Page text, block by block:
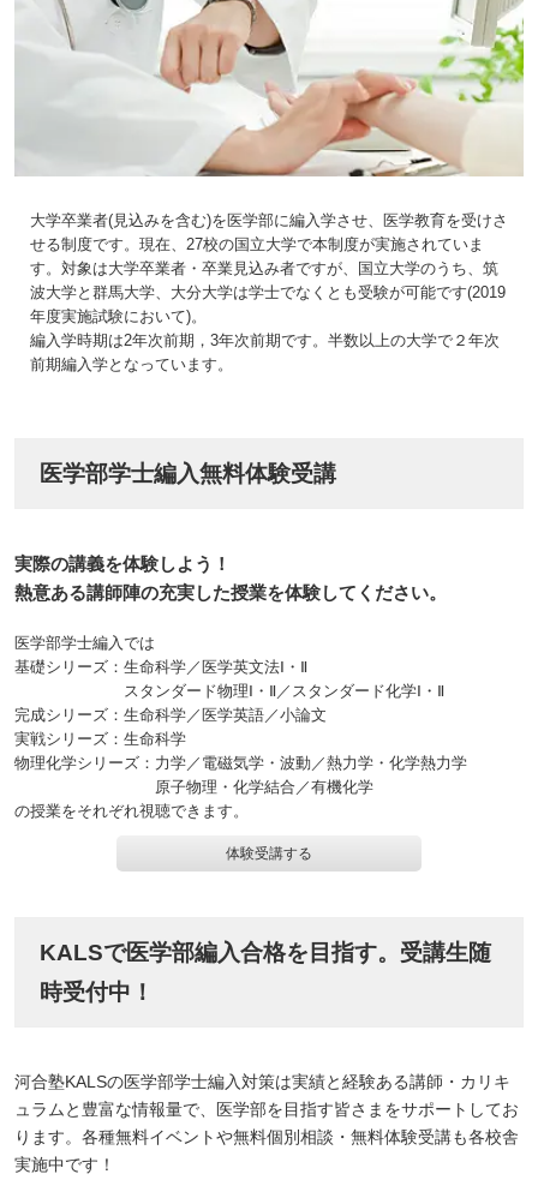
大学卒業者(見込みを含む)を医学部に編入学させ、医学教育を受けさ
せる制度です。現在、27校の国立大学で本制度が実施されていま
す。対象は大学卒業者・卒業見込み者ですが、国立大学のうち、筑
波大学と群馬大学、大分大学は学士でなくとも受験が可能です(2019
年度実施試験において)。
編入学時期は2年次前期，3年次前期です。半数以上の大学で２年次
前期編入学となっています。
医学部学士編入無料体験受講
実際の講義を体験しよう！
熱意ある講師陣の充実した授業を体験してください。
医学部学士編入では
基礎シリーズ：生命科学／医学英文法Ⅰ・Ⅱ
スタンダード物理Ⅰ・Ⅱ／スタンダード化学Ⅰ・Ⅱ
完成シリーズ：生命科学／医学英語／小論文
実戦シリーズ：生命科学
物理化学シリーズ：力学／電磁気学・波動／熱力学・化学熱力学
原子物理・化学結合／有機化学
の授業をそれぞれ視聴できます。
体験受講する
KALSで医学部編入合格を目指す。受講生随
時受付中！
河合塾KALSの医学部学士編入対策は実績と経験ある講師・カリキ
ュラムと豊富な情報量で、医学部を目指す皆さまをサポートしてお
ります。各種無料イベントや無料個別相談・無料体験受講も各校舎
実施中です！